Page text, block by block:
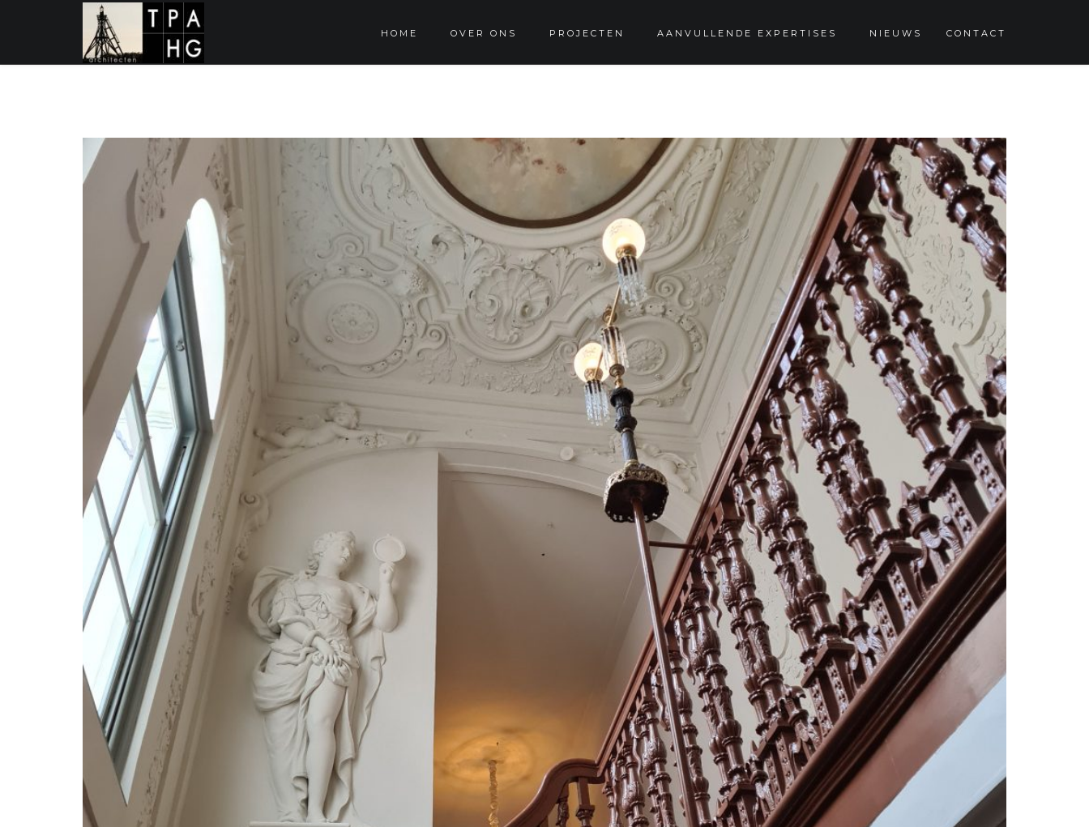
HOME OVER ONS PROJECTEN AANVULLENDE EXPERTISES NIEUWS CONTACT